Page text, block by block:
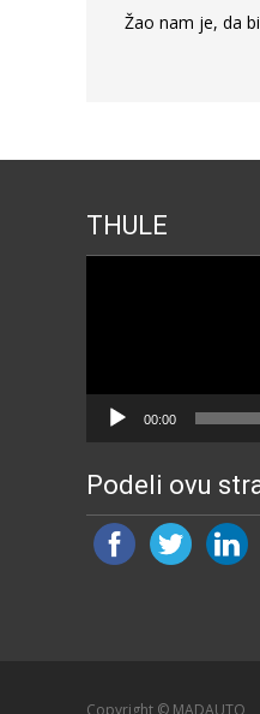
Žao nam je, da
THULE
00:00
Podeli ovu
Copyright © MADAUTO